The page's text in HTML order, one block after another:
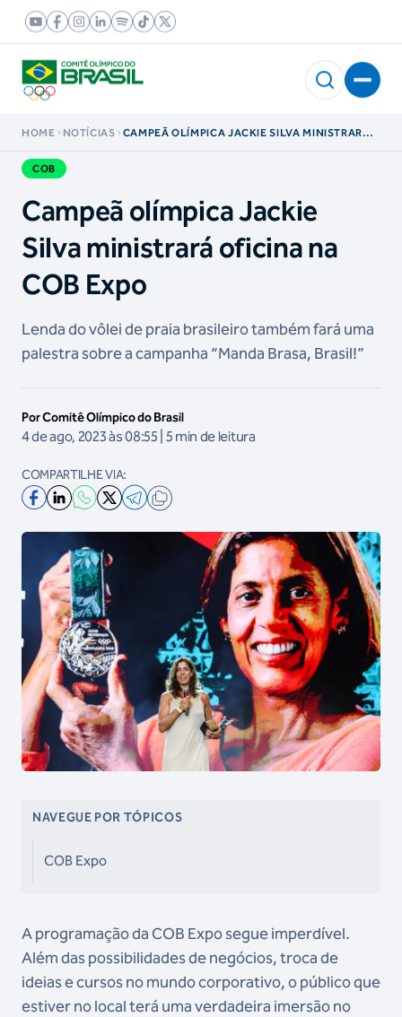
HOME NOTÍCIAS
CAMPEÃ OLÍMPICA JACKIE SILVA MINISTRARÁ
COB
Campeã olímpica Jackie
Silva ministrará oficina na
COB Expo
Lenda do vôlei de praia brasileiro também fará uma
palestra sobre a campanha “Manda Brasa, Brasil!”
Por Comitê Olímpico do Brasil
4 de ago, 2023 às 08:55 | 5 min de leitura
COMPARTILHE VIA:
NAVEGUE POR TÓPICOS
COB Expo
A programação da COB Expo segue imperdível.
Além das possibilidades de negócios, troca de
ideias e cursos no mundo corporativo, o público que
estiver no local terá uma verdadeira imersão no